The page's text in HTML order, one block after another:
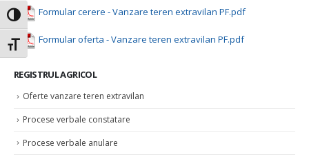
Toggle High Contrast
Toggle Font size
Formular cerere - Vanzare teren extravilan PF.pdf
Formular oferta - Vanzare teren extravilan PF.pdf
REGISTRUL AGRICOL
Oferte vanzare teren extravilan
Procese verbale constatare
Procese verbale anulare